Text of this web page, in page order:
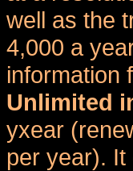
well as the
4,000 a
information
Unlimited
yxear
per year).